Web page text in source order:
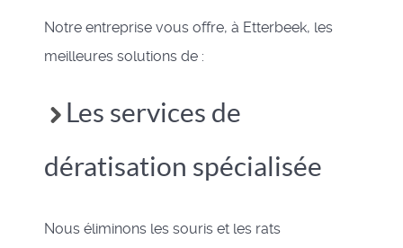
Notre entreprise vous offre, à Etterbeek, les
meilleures solutions de :
Les services de
dératisation spécialisée
Nous éliminons les souris et les rats